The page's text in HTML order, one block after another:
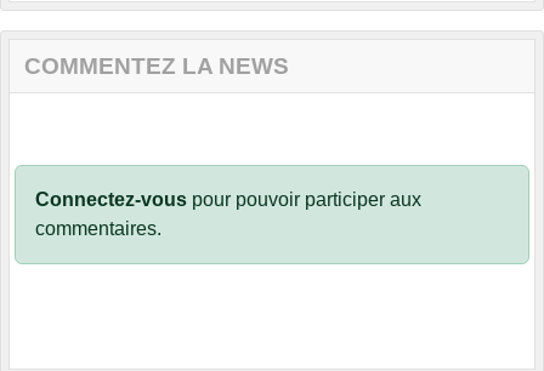
COMMENTEZ LA NEWS
Connectez-vous pour pouvoir participer aux
commentaires.